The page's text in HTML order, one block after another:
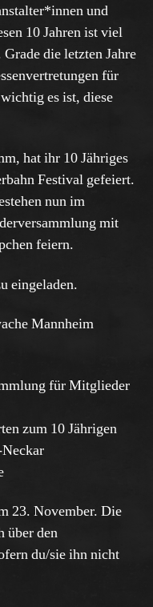
und
10 Jahren ist viel
die letzten Jahre
für
es ist, diese
hat ihr 10 Jähriges
Festival gefeiert.
nun im
mit
feiern.
eingeladen.
Mannheim
für Mitglieder
zum 10 Jährigen
23. November. Die
über den
du/sie ihn nicht